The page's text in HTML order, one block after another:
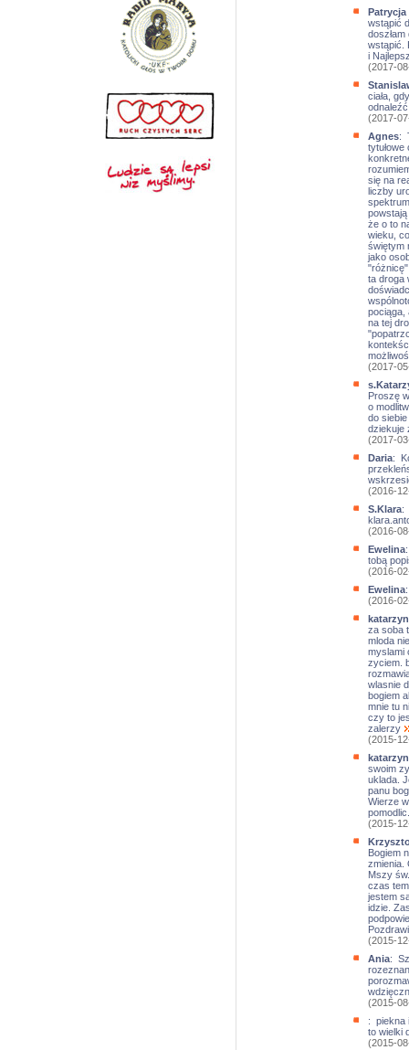
Patrycja
wstąpić
wstąpić.
i
(2017-
ciała,
(2017-
Agnes:
się na
liczby
że o to
wieku,
świętym
jako
ta droga
pociąga,
na tej
(2017-
Proszę
o
do
dziekuje
(2017-
Daria:
(2016-
S.Klara:
(2016-
Ewelina:
tobą
(2016-
Ewelina
(2016-
za soba
mloda
myslami
zyciem.
wlasnie
bogiem
mnie tu
czy to
zalerzy
(2015-
swoim
uklada.
panu
Wierze
(2015-
Bogiem
zmienia.
Mszy
czas
jestem
idzie.
(2015-
Ania:
(2015-
: piekna
to wielki
(2015-